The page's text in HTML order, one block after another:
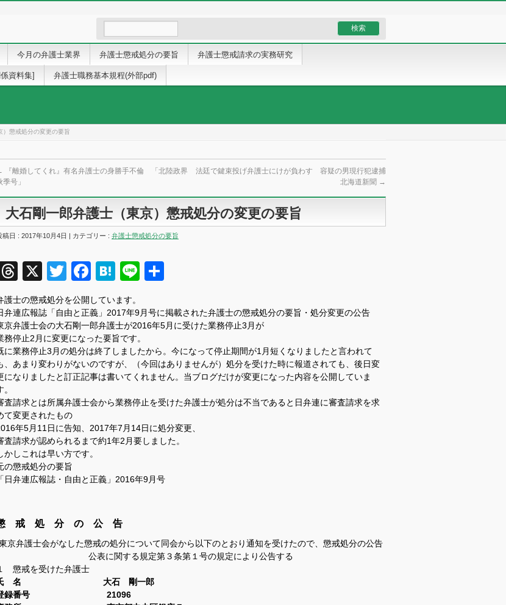
今月の弁護士業界 弁護士懲戒処分の要旨 弁護士懲戒請求の実務研究
資料集] 弁護士職務基本規程(外部pdf)
）懲戒処分の変更の要旨
『離婚してくれ』有名弁護士の身勝手不倫 「北陸政界
季号」
法廷で鍵束投げ弁護士にけが負わす 容疑の男現行犯逮捕
北海道新聞 →
大石剛一郎弁護士（東京）懲戒処分の変更の要旨
稿日 : 2017年10月4日 | カテゴリー : 弁護士懲戒処分の要旨
Threads
X TwitterFacebook
Hatena
Line
護士の懲戒処分を公開しています。
弁連広報誌「自由と正義」2017年9月号に掲載された弁護士の懲戒処分の要旨・処分変更の公告
京弁護士会の大石剛一郎弁護士が2016年5月に受けた業務停止3月が
務停止2月に変更になった要旨です。
に業務停止3月の処分は終了しましたから。今になって停止期間が1月短くなりましたと言われて
、あまり変わりがないのですが、（今回はありませんが）処分を受けた時に報道されても、後日変
になりましたと訂正記事は書いてくれません。当ブログだけが変更になった内容を公開していま
。
査請求とは所属弁護士会から業務停止を受けた弁護士が処分は不当であると日弁連に審査請求を求
て変更されたもの
年5月11日に告知、2017年7月14日に処分変更、
査請求が認められるまで約1年2月要しました。
かしこれは早い方です。
の懲戒処分の要旨
「日弁連広報誌・自由と正義」 2016年9月号
戒 処 分 の 公 告
京弁護士会がなした懲戒の処分について同会から以下のとおり通知を受けたので、懲戒処分の公告
公表に関する規定第３条第１号の規定により公告する
懲戒を受けた弁護士
名 大石 剛一郎
録番号 21096